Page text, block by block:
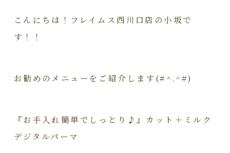
こんにちは！フレイムス西川口店の小坂で
す！！
お勧めのメニューをご紹介します(#^.^#)
『お手入れ簡単でしっとり♪』カット＋ミルク
デジタルパーマ